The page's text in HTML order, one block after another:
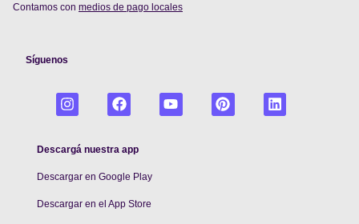
Contamos con medios de pago locales
Síguenos
Descargá nuestra app
Descargar en Google Play
Descargar en el App Store